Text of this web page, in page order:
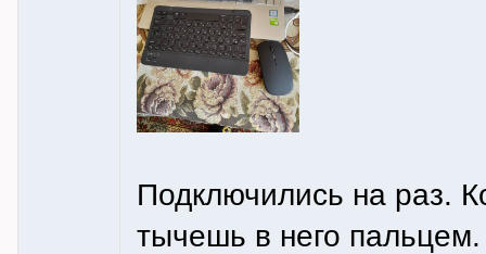
Подключились на раз.
тычешь в него